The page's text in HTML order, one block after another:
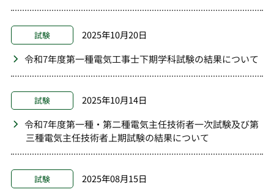
試験
2025年10月20日
令和7年度第一種電気工事士下期学科試験の結果について
試験
2025年10月14日
令和7年度第一種・第二種電気主任技術者一次試験及び第
三種電気主任技術者上期試験の結果について
試験
2025年08月15日